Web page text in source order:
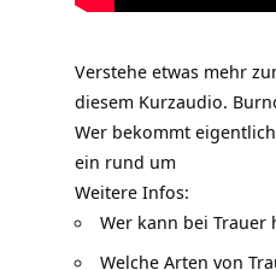
Verstehe etwas mehr
diesem Kurzaudio.
Wer bekommt
ein rund um
Weitere Infos:
Wer kann bei Trauer
Welche Arten von